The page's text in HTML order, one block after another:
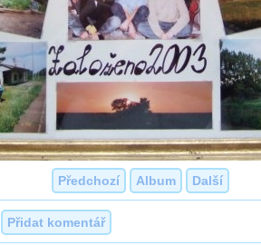
Předchozí Album Další
Přidat komentář